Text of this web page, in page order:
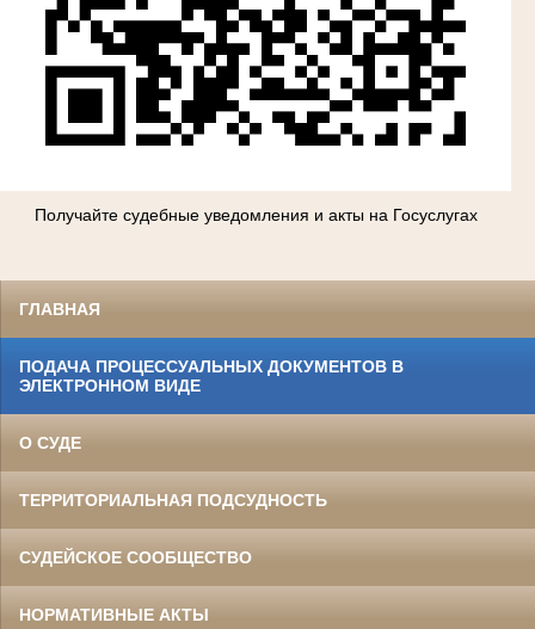
Получайте судебные уведомления и акты на Госуслугах
ГЛАВНАЯ
ПОДАЧА ПРОЦЕССУАЛЬНЫХ ДОКУМЕНТОВ В
ЭЛЕКТРОННОМ ВИДЕ
О СУДЕ
ТЕРРИТОРИАЛЬНАЯ ПОДСУДНОСТЬ
СУДЕЙСКОЕ СООБЩЕСТВО
НОРМАТИВНЫЕ АКТЫ